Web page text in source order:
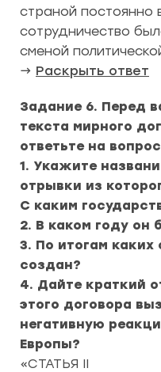
страной постоянно
сотрудничество
сменой
→ Раскрыть ответ
Задание 6. Перед
текста мирного
ответьте на
1. Укажите
отрывки из
С каким
2. В каком году он
3. По итогам
создан?
4. Дайте краткий
этого договора
негативную
Европы?
«СТАТЬЯ II